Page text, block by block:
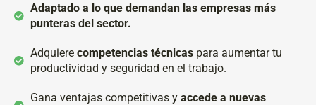
Adaptado a lo que demandan las empresas más
punteras del sector.
Adquiere competencias técnicaspara aumentar tu
productividad y seguridad en el trabajo.
Gana ventajas competitivas yaccede a nuevas